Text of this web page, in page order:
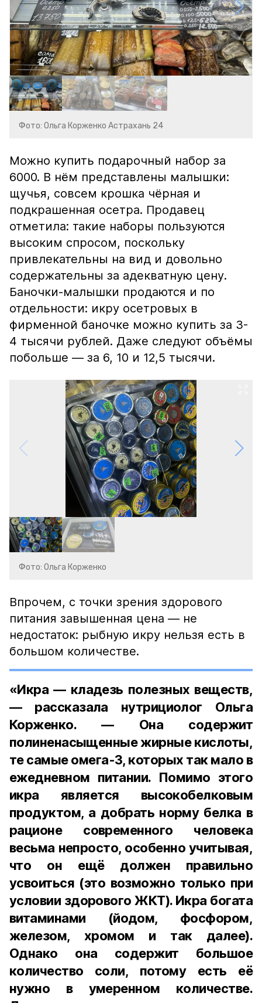
Фото: Ольга Корженко Астрахань 24
Можно купить подарочный набор за
6000. В нём представлены малышки:
щучья, совсем крошка чёрная и
подкрашенная осетра. Продавец
отметила: такие наборы пользуются
высоким спросом, поскольку
привлекательны на вид и довольно
содержательны за адекватную цену.
Баночки-малышки продаются и по
отдельности: икру осетровых в
фирменной баночке можно купить за 3-
4 тысячи рублей. Даже следуют объёмы
побольше — за 6, 10 и 12,5 тысячи.
Фото: Ольга Корженко
Впрочем, с точки зрения здорового
питания завышенная цена — не
недостаток: рыбную икру нельзя есть в
большом количестве.
«Икра — кладезь полезных веществ,
— рассказала нутрициолог Ольга
Корженко. — Она содержит
полиненасыщенные жирные кислоты,
те самые омега-3, которых так мало в
ежедневном питании. Помимо этого
икра является высокобелковым
продуктом, а добрать норму белка в
рационе современного человека
весьма непросто, особенно учитывая,
что он ещё должен правильно
усвоиться (это возможно только при
условии здорового ЖКТ). Икра богата
витаминами (йодом, фосфором,
железом, хромом и так далее).
Однако она содержит большое
количество соли, потому есть её
нужно в умеренном количестве.